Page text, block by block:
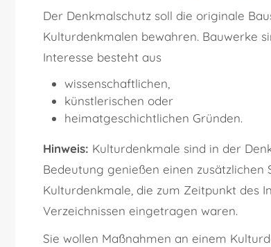
Der Denkmalschutz soll die originale
Kulturdenkmalen bewahren. Bauwerke
Interesse besteht aus
wissenschaftlichen,
künstlerischen oder
heimatgeschichtlichen Gründen.
Hinweis: Kulturdenkmale sind in der
Bedeutung genießen einen
Kulturdenkmale, die zum Zeitpunkt des
Verzeichnissen eingetragen waren.
Sie wollen Maßnahmen an einem